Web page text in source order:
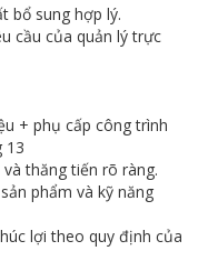
bổ sung hợp lý.
cầu của quản lý trực
+ phụ cấp công trình
13
thăng tiến rõ ràng.
phẩm và kỹ năng
lợi theo quy định của